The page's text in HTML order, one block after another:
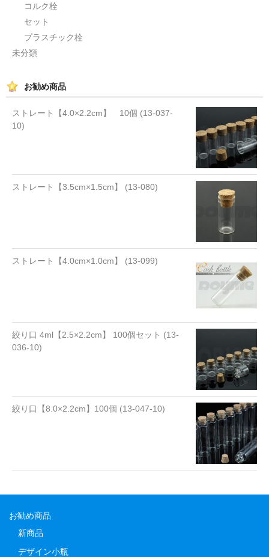
コルク栓
セット
プラスチック栓
未分類
お勧め商品
ストレート【4.0×2.2cm】 10個 (13-037-
10)
ストレート【3.5cm×1.5cm】 (13-080)
ストレート【4.0cm×1.0cm】 (13-099)
絞り口 4ml【2.5×2.2cm】 100個セット (13-
036-10)
絞り口【8.0×2.2cm】100個 (13-047-10)
お勧め商品
新商品
デザイン小瓶